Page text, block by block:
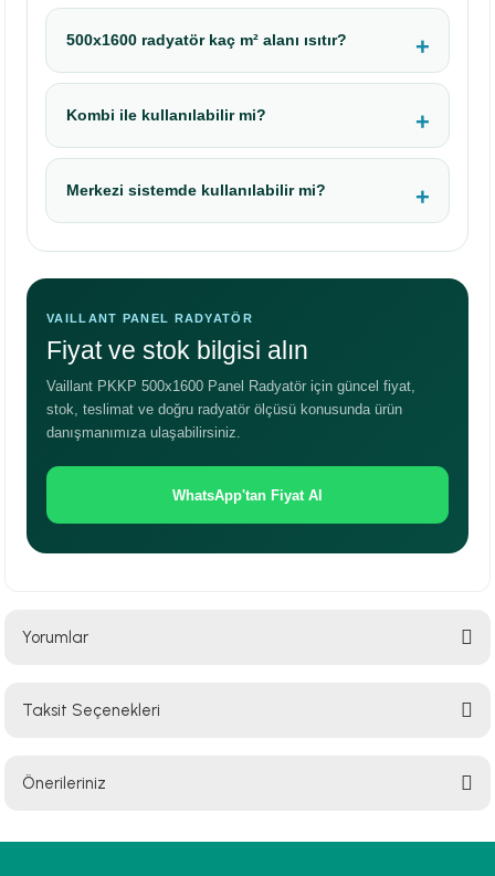
500x1600 radyatör kaç m² alanı ısıtır?
Kombi ile kullanılabilir mi?
Merkezi sistemde kullanılabilir mi?
VAILLANT PANEL RADYATÖR
Fiyat ve stok bilgisi alın
Vaillant PKKP 500x1600 Panel Radyatör için güncel fiyat,
stok, teslimat ve doğru radyatör ölçüsü konusunda ürün
danışmanımıza ulaşabilirsiniz.
WhatsApp'tan Fiyat Al
Yorumlar
Taksit Seçenekleri
Önerileriniz
Bu ürünün fiyat bilgisi, resim, ürün açıklamalarında ve diğer konularda